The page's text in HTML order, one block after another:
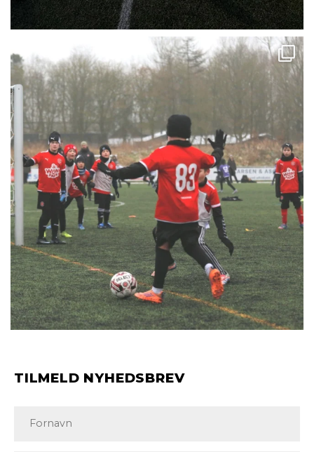
TILMELD NYHEDSBREV